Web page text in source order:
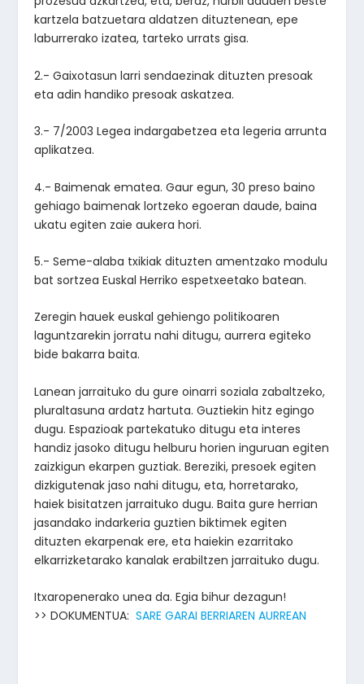
kartzela batzuetara aldatzen dituztenean, epe
laburrerako izatea, tarteko urrats gisa.
2.- Gaixotasun larri sendaezinak dituzten presoak
eta adin handiko presoak askatzea.
3.- 7/2003 Legea indargabetzea eta legeria arrunta
aplikatzea.
4.- Baimenak ematea. Gaur egun, 30 preso baino
gehiago baimenak lortzeko egoeran daude, baina
ukatu egiten zaie aukera hori.
5.- Seme-alaba txikiak dituzten amentzako modulu
bat sortzea Euskal Herriko espetxeetako batean.
Zeregin hauek euskal gehiengo politikoaren
laguntzarekin jorratu nahi ditugu, aurrera egiteko
bide bakarra baita.
Lanean jarraituko du gure oinarri soziala zabaltzeko,
pluraltasuna ardatz hartuta. Guztiekin hitz egingo
dugu. Espazioak partekatuko ditugu eta interes
handiz jasoko ditugu helburu horien inguruan egiten
zaizkigun ekarpen guztiak. Bereziki, presoek egiten
dizkigutenak jaso nahi ditugu, eta, horretarako,
haiek bisitatzen jarraituko dugu. Baita gure herrian
jasandako indarkeria guztien biktimek egiten
dituzten ekarpenak ere, eta haiekin ezarritako
elkarrizketarako kanalak erabiltzen jarraituko dugu.
Itxaropenerako unea da. Egia bihur dezagun!
>> DOKUMENTUA:SARE GARAI BERRIAREN AURREAN